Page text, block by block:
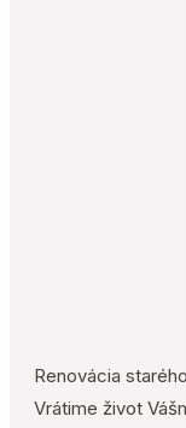
Renovácia
Vrátime život